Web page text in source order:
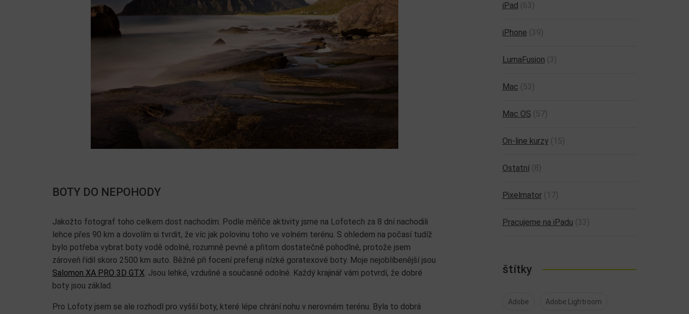
BOTY DO NEPOHODY
Jakožto fotograf toho celkem dost nachodím. Podle měřiče aktivity jsme na Lofotech za 8 dní nachodili
lehce přes 90 km a dovolím si tvrdit, že víc jak polovinu toho ve volném terénu. S ohledem na počasí tudíž
bylo potřeba vybrat boty vodě odolné, rozumně pevné a přitom dostatečně pohodlné, protože jsem
zároveň řídil skoro 2500 km auto. Běžně při focení preferuji nízké goratexové boty. Moje nejoblíbenější jsou
Salomon XA PRO 3D GTX. Jsou lehké, vzdušné a současně odolné. Každý krajinář vám potvrdí, že dobré
boty jsou základ.
Pro Lofoty jsem se ale rozhodl pro vyšší boty, které lépe chrání nohu v nerovném terénu. Byla to dobrá
iPad (63)
iPhone (39)
LumaFusion (3)
Mac (53)
Mac OS (57)
On-line kurzy(15)
Ostatní(8)
Pixelmator(17)
Pracujeme na iPadu (33)
štítky
Adobe Adobe Lightroom